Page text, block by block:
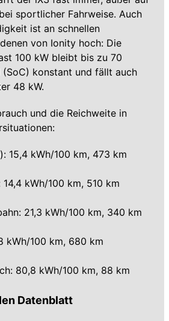
sportlicher Fahrweise. Auch
ist an schnellen
von Ionity hoch: Die
100 kW bleibt bis zu 70
(SoC) konstant und fällt auch
48 kW.
und die Reichweite in
15,4 kWh/100 km, 473 km
kWh/100 km, 510 km
21,3 kWh/100 km, 340 km
kWh/100 km, 680 km
80,8 kWh/100 km, 88 km
Datenblatt